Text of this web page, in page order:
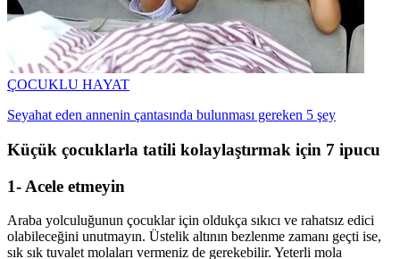
ÇOCUKLU HAYAT
Seyahat eden annenin çantasında bulunması gereken 5 şey
Küçük çocuklarla tatili kolaylaştırmak için 7 ipucu
1- Acele etmeyin
Araba yolculuğunun çocuklar için oldukça sıkıcı ve rahatsız edici
olabileceğini unutmayın. Üstelik altının bezlenme zamanı geçti ise,
sık sık tuvalet molaları vermeniz de gerekebilir. Yeterli mola